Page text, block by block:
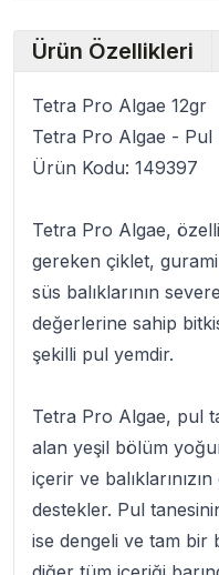
Ürün Özellikleri
Tetra Pro Algae 12gr
Tetra Pro Algae - Pul
Ürün Kodu: 149397
Tetra Pro Algae,
gereken çiklet, gurami
süs balıklarının
değerlerine sahip
şekilli pul yemdir.
Tetra Pro Algae, pul
alan yeşil bölüm
içerir ve
destekler. Pul
ise dengeli ve tam bir